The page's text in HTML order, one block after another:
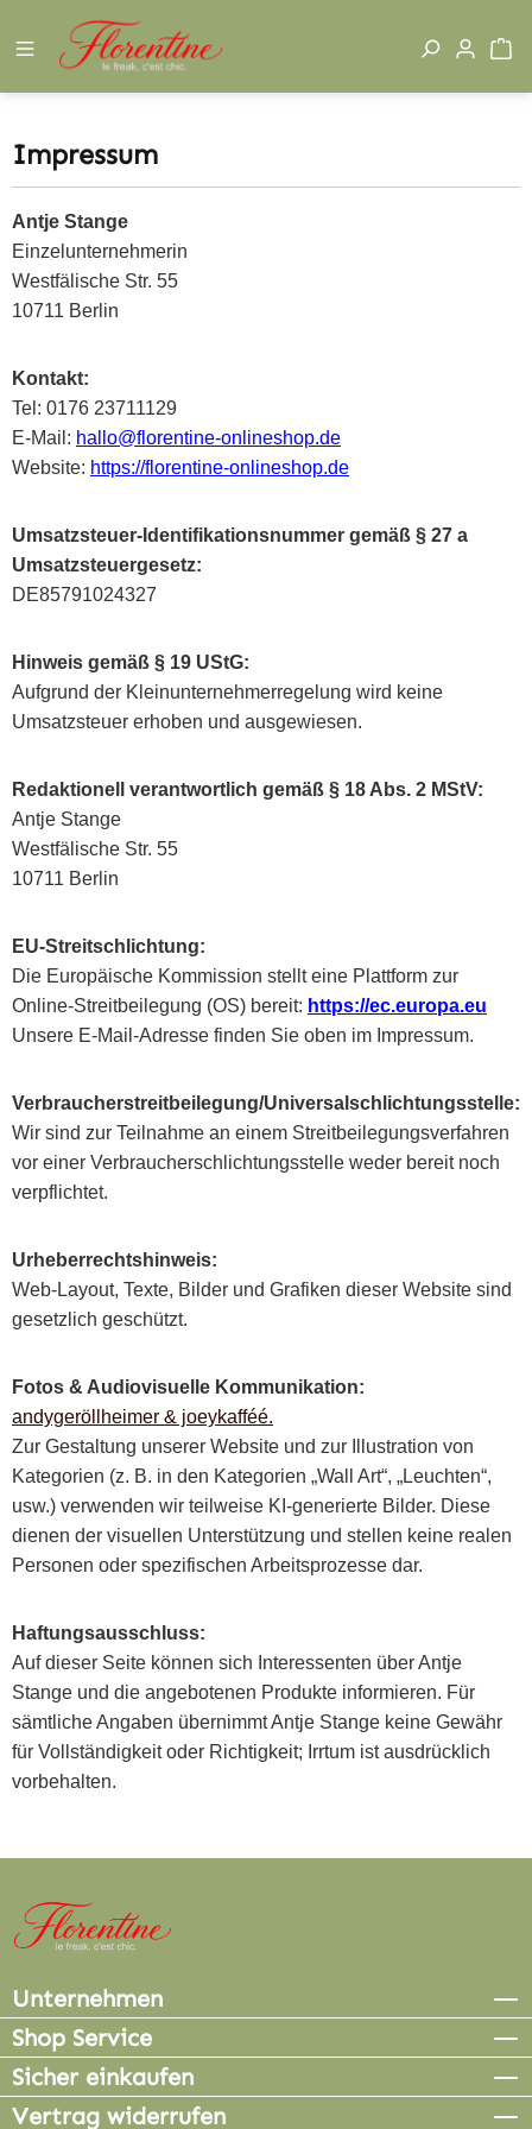
Zum Hauptinhalt springen
Impressum
Antje Stange
Einzelunternehmerin
Westfälische Str. 55
10711 Berlin
Kontakt:
Tel: 0176 23711129
E-Mail: hallo@florentine-onlineshop.de
Website: https://florentine-onlineshop.de
Umsatzsteuer-Identifikationsnummer gemäß § 27 a
Umsatzsteuergesetz:
DE85791024327
Hinweis gemäß § 19 UStG:
Aufgrund der Kleinunternehmerregelung wird keine
Umsatzsteuer erhoben und ausgewiesen.
Redaktionell verantwortlich gemäß § 18 Abs. 2 MStV:
Antje Stange
Westfälische Str. 55
10711 Berlin
EU-Streitschlichtung:
Die Europäische Kommission stellt eine Plattform zur
Online-Streitbeilegung (OS) bereit: https://ec.europa.eu
Unsere E-Mail-Adresse finden Sie oben im Impressum.
Verbraucherstreitbeilegung/Universalschlichtungsstelle:
Wir sind zur Teilnahme an einem Streitbeilegungsverfahren
vor einer Verbraucherschlichtungsstelle weder bereit noch
verpflichtet.
Urheberrechtshinweis:
Web-Layout, Texte, Bilder und Grafiken dieser Website sind
gesetzlich geschützt.
Fotos & Audiovisuelle Kommunikation:
andygeröllheimer & joeykafféé.
Zur Gestaltung unserer Website und zur Illustration von
Kategorien (z. B. in den Kategorien „Wall Art“, „Leuchten“,
usw.) verwenden wir teilweise KI-generierte Bilder. Diese
dienen der visuellen Unterstützung und stellen keine realen
Personen oder spezifischen Arbeitsprozesse dar.
Haftungsausschluss:
Auf dieser Seite können sich Interessenten über Antje
Stange und die angebotenen Produkte informieren. Für
sämtliche Angaben übernimmt Antje Stange keine Gewähr
für Vollständigkeit oder Richtigkeit; Irrtum ist ausdrücklich
vorbehalten.
Unternehmen
Shop Service
Sicher einkaufen
Vertrag widerrufen